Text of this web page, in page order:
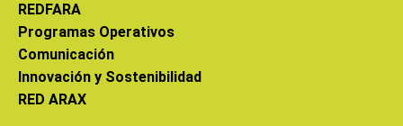
REDFARA
Programas Operativos
Comunicación
Innovación y Sostenibilidad
RED ARAX